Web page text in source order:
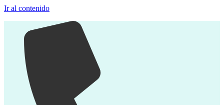
Ir al contenido